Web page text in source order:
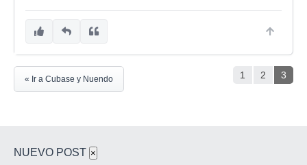
1 2 3
« Ir a Cubase y Nuendo
NUEVO POST ×